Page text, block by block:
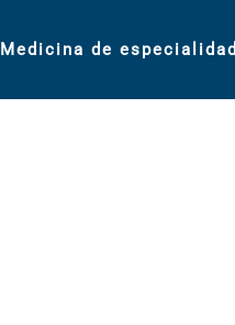
Medicina de especialidad